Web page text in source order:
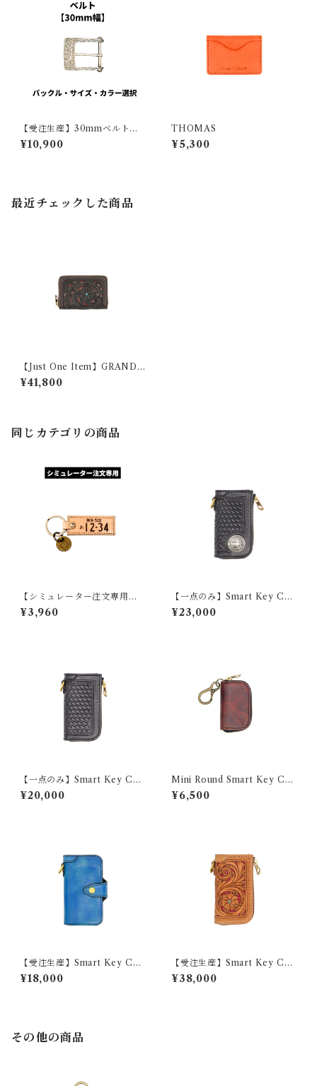
【受注生産】30mmベルト
（バックル・カラー・サイ
ズ）
¥10,900
THOMAS
¥5,300
最近チェックした商品
【Just One Item】GRAND
MULTI Filigree Brown
¥41,800
同じカテゴリの商品
【シミュレーター注文専用】
本革ナンバープレートキーホ
ルダー
¥3,960
【一点のみ】Smart Key Cas
e 『GROUND Concho BAS
KET』
¥23,000
【一点のみ】Smart Key Cas
e 『GROUND BASKET』
¥20,000
Mini Round Smart Key Cas
e ANTIQUE
¥6,500
【受注生産】Smart Key Cas
e 『SWIFT』
¥18,000
【受注生産】Smart Key Cas
e 『GROUND Filigree』
¥38,000
その他の商品